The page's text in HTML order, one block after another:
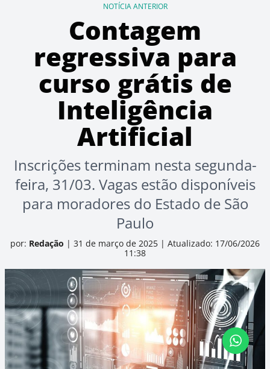
NOTÍCIA ANTERIOR
Contagem
regressiva para
curso grátis de
Inteligência
Artificial
Inscrições terminam nesta segunda-
feira, 31/03. Vagas estão disponíveis
para moradores do Estado de São
Paulo
por: Redação | 31 de março de 2025 | Atualizado: 17/06/2026
11:38